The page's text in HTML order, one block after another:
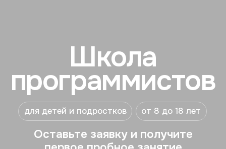
Оставьте заявку и получите
первое пробное занятие
Получить пробное занятие